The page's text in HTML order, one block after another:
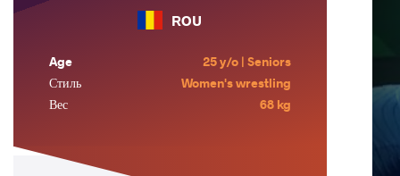
ROU
Age
25 y/o | Seniors
Стиль
Women's wrestling
Вес
68 kg